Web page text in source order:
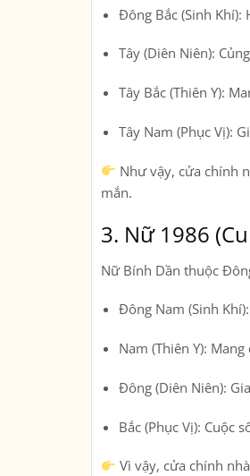
Đông Bắc (Sinh Khí):
Tây (Diên Niên):
Tây Bắc (Thiên Y):
Tây Nam (Phục Vị):
Như vậy, cửa chính
mắn.
3. Nữ 1986
Nữ Bính Dần thuộc
Đông Nam (Sinh Khí):
Nam (Thiên Y): Mang
Đông (Diên Niên):
Bắc (Phục Vị): Cuộc
Vì vậy, cửa chính